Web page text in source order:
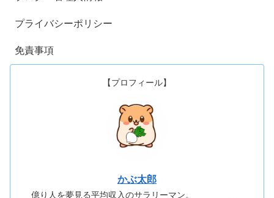
プライバシーポリシー
免責事項
【プロフィール】
かぶ太郎
億り人を夢見る平均収入のサラリーマン。